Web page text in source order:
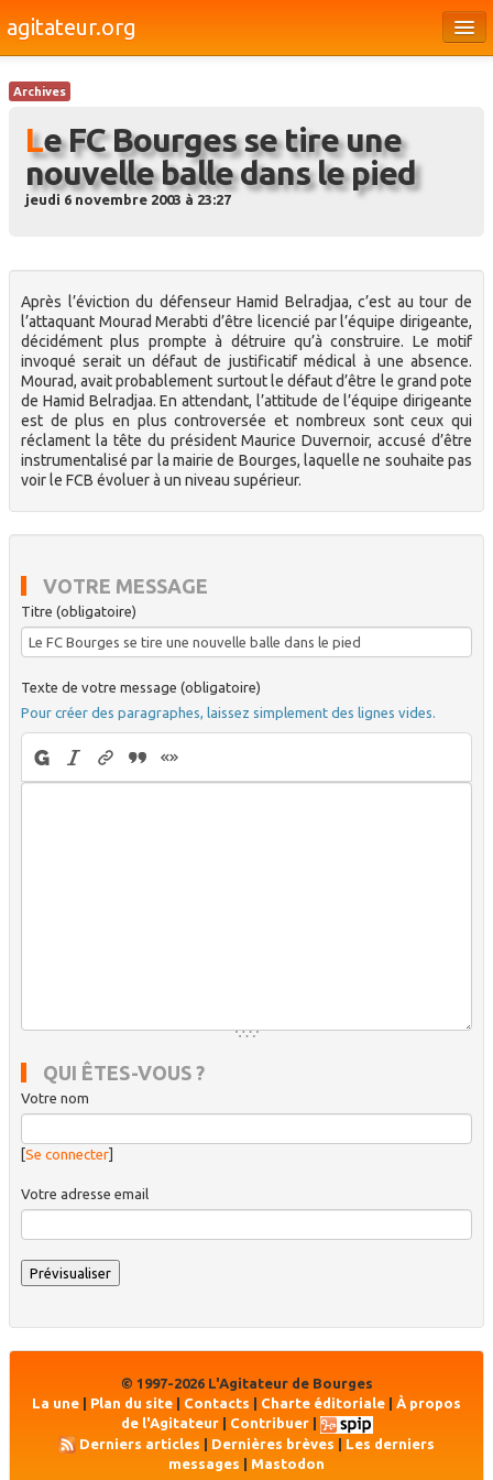
agitateur.org
Société
Culture
Brèves
Archives
Le FC Bourges se tire une
nouvelle balle dans le pied
jeudi 6 novembre 2003 à 23:27
Après l’éviction du défenseur Hamid Belradjaa, c’est au tour de
l’attaquant Mourad Merabti d’être licencié par l’équipe dirigeante,
décidément plus prompte à détruire qu’à construire. Le motif
invoqué serait un défaut de justificatif médical à une absence.
Mourad, avait probablement surtout le défaut d’être le grand pote
de Hamid Belradjaa. En attendant, l’attitude de l’équipe dirigeante
est de plus en plus controversée et nombreux sont ceux qui
réclament la tête du président Maurice Duvernoir, accusé d’être
instrumentalisé par la mairie de Bourges, laquelle ne souhaite pas
voir le FCB évoluer à un niveau supérieur.
VOTRE MESSAGE
Titre (obligatoire)
Texte de votre message (obligatoire)
Pour créer des paragraphes, laissez simplement des lignes vides.
QUI ÊTES-VOUS ?
Votre nom
Se connecter]
Votre adresse email
© 1997-2026 L'Agitateur de Bourges
La une
Plan du site Contacts Charte éditoriale
À propos
de l'Agitateur| Contribuer|
Derniers articles | Dernières brèves | Les derniers
messages
Mastodon